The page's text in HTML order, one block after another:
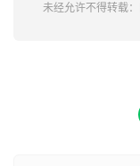
未经允许不得转载：